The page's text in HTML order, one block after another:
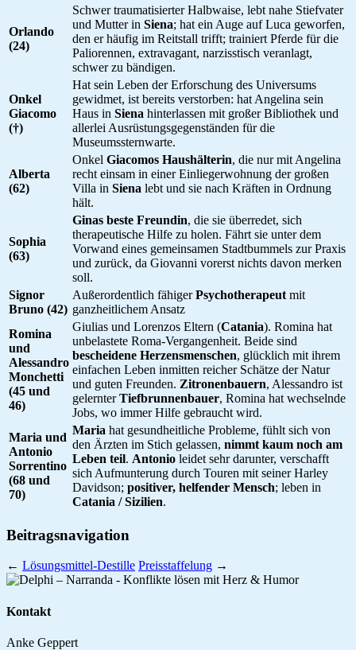
Orlando
(24)
Schwer traumatisierter Halbwaise, lebt nahe Stiefvater
und Mutter in Siena; hat ein Auge auf Luca geworfen,
den er häufig im Reitstall trifft; trainiert Pferde für die
Paliorennen, extravagant, narzisstisch veranlagt,
schwer zu bändigen.
Onkel
Giacomo
(†)
Hat sein Leben der Erforschung des Universums
gewidmet, ist bereits verstorben: hat Angelina sein
Haus in Siena hinterlassen mit großer Bibliothek und
allerlei Ausrüstungsgegenständen für die
Museumssternwarte.
Alberta
(62)
Onkel Giacomos Haushälterin, die nur mit Angelina
recht einsam in einer Einliegerwohnung der großen
Villa in Siena lebt und sie nach Kräften in Ordnung
hält.
Sophia
(63)
Ginas beste Freundin, die sie überredet, sich
therapeutische Hilfe zu holen. Fährt sie unter dem
Vorwand eines gemeinsamen Stadtbummels zur Praxis
und zurück, da Giovanni vorerst nichts davon merken
soll.
Signor
Bruno (42)
Außerordentlich fähigerPsychotherapeut mit
ganzheitlichem Ansatz
Romina
und
Alessandro
Monchetti
(45 und
46)
Giulias und Lorenzos Eltern (Catania). Romina hat
unbelastete Roma-Vergangenheit. Beide sind
bescheidene Herzensmenschen, glücklich mit ihrem
einfachen Leben inmitten reicher Schätze der Natur
und guten Freunden. Zitronenbauern, Alessandro ist
gelernterTiefbrunnenbauer, Romina hat wechselnde
Jobs, wo immer Hilfe gebraucht wird.
Maria und
Antonio
Sorrentino
(68 und
70)
Maria hat gesundheitliche Probleme, fühlt sich von
den Ärzten im Stich gelassen, nimmt kaum noch am
Leben teil. Antonio leidet sehr darunter, verschafft
sich Aufmunterung durch Touren mit seiner Harley
Davidson; positiver, helfender Mensch; leben in
Catania / Sizilien.
Beitragsnavigation
← Lösungsmittel-Destille Preisstaffelung →
Kontakt
Anke Geppert